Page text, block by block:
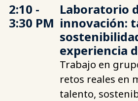
2:10 -
3:30 PM
Laboratorio
innovación:
experiencia
Trabajo en
retos reales en
talento,